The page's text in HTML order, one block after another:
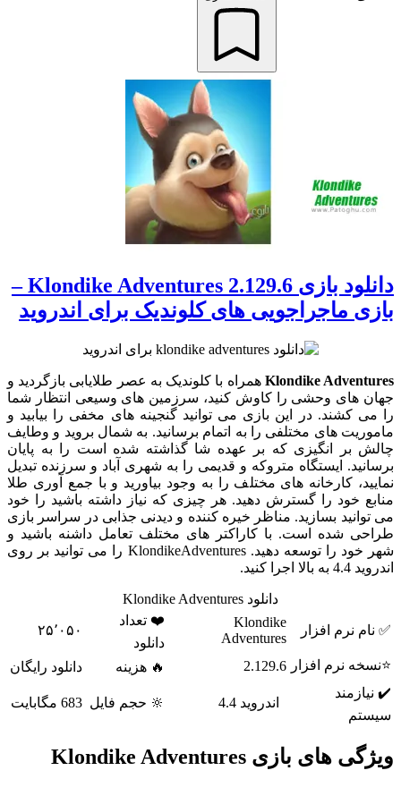
دانلود بازی 2.129.6 Klondike Adventures –
بازی ماجراجویی های کلوندیک برای اندروید
Klondike Adventures همراه با کلوندیک به عصر طلایابی بازگردید و
جهان های وحشی را کاوش کنید، سرزمین های وسیعی انتظار شما
را می کشند. در این بازی می توانید گنجینه های مخفی را بیابید و
ماموریت های مختلفی را به اتمام برسانید. به شمال بروید و وطایف
چالش بر انگیزی که بر عهده شا گذاشته شده است را به پایان
برسانید. ایستگاه متروکه و قدیمی را به شهری آباد و سرزنده تبدیل
نمایید، کارخانه های مختلف را به وجود بیاورید و با جمع آوری طلا
منابع خود را گسترش دهید. هر چیزی که نیاز داشته باشید را خود
می توانید بسازید. مناظر خیره کننده و دیدنی جذابی در سراسر بازی
طراحی شده است. با کاراکتر های مختلف تعامل داشنه باشید و
شهر خود را توسعه دهید. KlondikeAdventures را می توانید بر روی
اندروید 4.4 به بالا اجرا کنید.
دانلود Klondike Adventures
✅ نام نرم افزار
Klondike
Adventures
❤️ تعداد
دانلود
۲۵٬۰۵۰
⭐نسخه نرم افزار 2.129.6 🔥 هزینه
دانلود رایگان
✔️ نیازمند
سیستم
اندروید 4.4 🔆 حجم فایل 683 مگابایت
ویژگی های بازی Klondike Adventures